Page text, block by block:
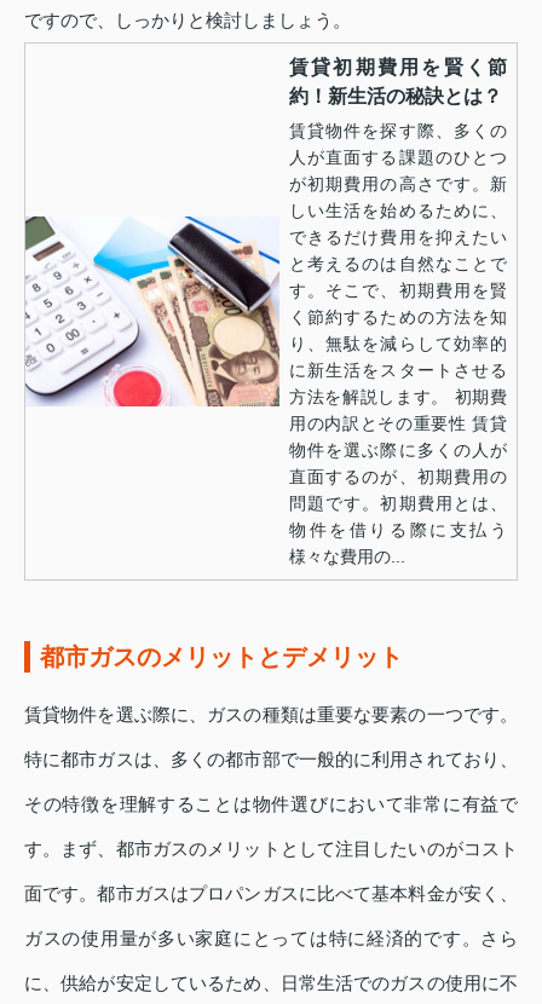
ですので、しっかりと検討しましょう。
賃貸初期費用を賢く節
約！新生活の秘訣とは？
賃貸物件を探す際、多くの
人が直面する課題のひとつ
が初期費用の高さです。新
しい生活を始めるために、
できるだけ費用を抑えたい
と考えるのは自然なことで
す。そこで、初期費用を賢
く節約するための方法を知
り、無駄を減らして効率的
に新生活をスタートさせる
方法を解説します。 初期費
用の内訳とその重要性 賃貸
物件を選ぶ際に多くの人が
直面するのが、初期費用の
問題です。初期費用とは、
物件を借りる際に支払う
様々な費用の...
都市ガスのメリットとデメリット
賃貸物件を選ぶ際に、ガスの種類は重要な要素の一つです。
特に都市ガスは、多くの都市部で一般的に利用されており、
その特徴を理解することは物件選びにおいて非常に有益で
す。まず、都市ガスのメリットとして注目したいのがコスト
面です。都市ガスはプロパンガスに比べて基本料金が安く、
ガスの使用量が多い家庭にとっては特に経済的です。さら
に、供給が安定しているため、日常生活でのガスの使用に不